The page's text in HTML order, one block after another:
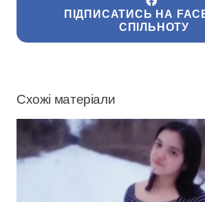
ПІДПИСАТИСЬ НА
СПІЛЬНОТУ
Схожі матеріали